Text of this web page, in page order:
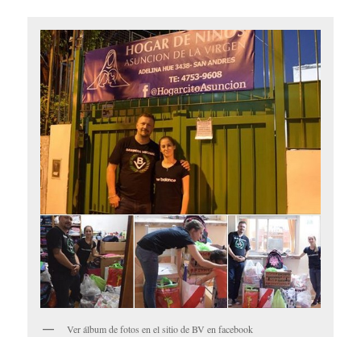
Ver álbum de fotos en el sitio de BV en facebook